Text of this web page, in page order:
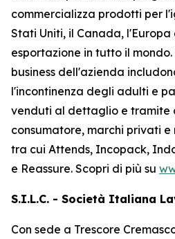
commercializza prodotti per
Stati Uniti, il Canada,
esportazione in tutto il
business dell'azienda
l'incontinenza degli adulti e
venduti al dettaglio e tramite
consumatore, marchi privati
tra cui Attends, Incopack,
e Reassure. Scopri di più su
S.I.L.C. - Società Italiana
Con sede a Trescore